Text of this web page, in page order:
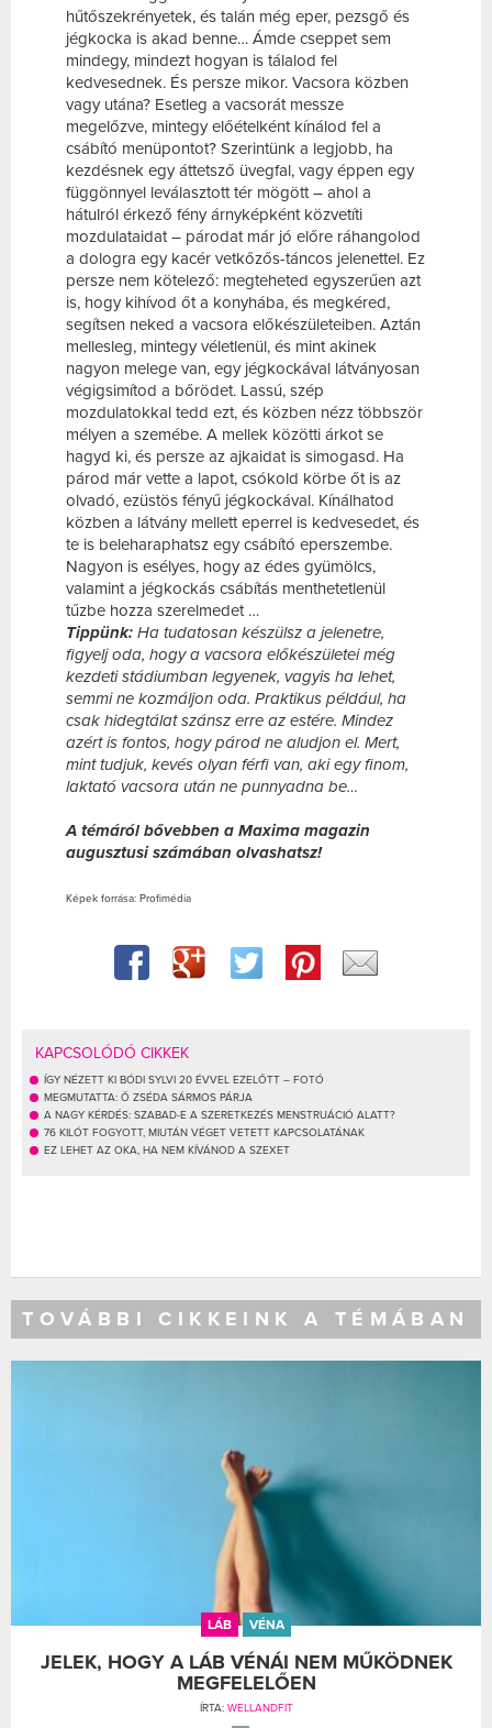
hűtőszekrényetek, és talán még eper, pezsgő és
jégkocka is akad benne… Ámde cseppet sem
mindegy, mindezt hogyan is tálalod fel
kedvesednek. És persze mikor. Vacsora közben
vagy utána? Esetleg a vacsorát messze
megelőzve, mintegy előételként kínálod fel a
csábító menüpontot? Szerintünk a legjobb, ha
kezdésnek egy áttetsző üvegfal, vagy éppen egy
függönnyel leválasztott tér mögött – ahol a
hátulról érkező fény árnyképként közvetíti
mozdulataidat – párodat már jó előre ráhangolod
a dologra egy kacér vetkőzős-táncos jelenettel. Ez
persze nem kötelező: megteheted egyszerűen azt
is, hogy kihívod őt a konyhába, és megkéred,
segítsen neked a vacsora előkészületeiben. Aztán
mellesleg, mintegy véletlenül, és mint akinek
nagyon melege van, egy jégkockával látványosan
végigsimítod a bőrödet. Lassú, szép
mozdulatokkal tedd ezt, és közben nézz többször
mélyen a szemébe. A mellek közötti árkot se
hagyd ki, és persze az ajkaidat is simogasd. Ha
párod már vette a lapot, csókold körbe őt is az
olvadó, ezüstös fényű jégkockával. Kínálhatod
közben a látvány mellett eperrel is kedvesedet, és
te is beleharaphatsz egy csábító eperszembe.
Nagyon is esélyes, hogy az édes gyümölcs,
valamint a jégkockás csábítás menthetetlenül
tűzbe hozza szerelmedet …
Tippünk: Ha tudatosan készülsz a jelenetre,
figyelj oda, hogy a vacsora előkészületei még
kezdeti stádiumban legyenek, vagyis ha lehet,
semmi ne kozmáljon oda. Praktikus például, ha
csak hidegtálat szánsz erre az estére. Mindez
azért is fontos, hogy párod ne aludjon el. Mert,
mint tudjuk, kevés olyan férfi van, aki egy finom,
laktató vacsora után ne punnyadna be…
A témáról bővebben a Maxima magazin
augusztusi számában olvashatsz!
Képek forrása: Profimédia
KAPCSOLÓDÓ CIKKEK
ÍGY NÉZETT KI BÓDI SYLVI 20 ÉVVEL EZELŐTT – FOTÓ
MEGMUTATTA: Ő ZSÉDA SÁRMOS PÁRJA
A NAGY KÉRDÉS: SZABAD-E A SZERETKEZÉS MENSTRUÁCIÓ ALATT?
76 KILÓT FOGYOTT, MIUTÁN VÉGET VETETT KAPCSOLATÁNAK
EZ LEHET AZ OKA, HA NEM KÍVÁNOD A SZEXET
TOVÁBBI CIKKEINK A TÉMÁBAN
LÁB VÉNA
JELEK, HOGY A LÁB VÉNÁI NEM MŰKÖDNEK
MEGFELELŐEN
ÍRTA: WELLANDFIT